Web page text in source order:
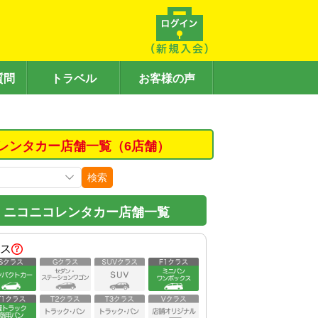
問 トラベル お客様の声
タカー店舗一覧（6店舗）
検索
コニコレンタカー店舗一覧